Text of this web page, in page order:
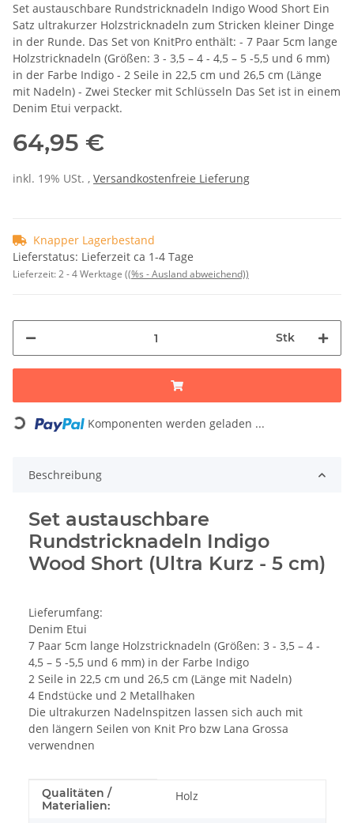
Set austauschbare Rundstricknadeln Indigo Wood Short Ein
Satz ultrakurzer Holzstricknadeln zum Stricken kleiner Dinge
in der Runde. Das Set von KnitPro enthält: - 7 Paar 5cm lange
Holzstricknadeln (Größen: 3 - 3,5 – 4 - 4,5 – 5 -5,5 und 6 mm)
in der Farbe Indigo - 2 Seile in 22,5 cm und 26,5 cm (Länge
mit Nadeln) - Zwei Stecker mit Schlüsseln Das Set ist in einem
Denim Etui verpackt.
64,95 €
inkl. 19% USt. , Versandkostenfreie Lieferung
Knapper Lagerbestand
Lieferstatus: Lieferzeit ca 1-4 Tage
Lieferzeit:2 - 4 Werktage ((%s - Ausland abweichend))
Stk
Loading... Komponenten werden geladen ...
Beschreibung
Set austauschbare
Rundstricknadeln Indigo
Wood Short (Ultra Kurz - 5 cm)
Lieferumfang:
Denim Etui
7 Paar 5cm lange Holzstricknadeln (Größen: 3 - 3,5 – 4 -
4,5 – 5 -5,5 und 6 mm) in der Farbe Indigo
2 Seile in 22,5 cm und 26,5 cm (Länge mit Nadeln)
4 Endstücke und 2 Metallhaken
Die ultrakurzen Nadelnspitzen lassen sich auch mit
den längern Seilen von Knit Pro bzw Lana Grossa
verwendnen
Produkteigenschaft
Wert
Qualitäten /
Materialien:
Holz